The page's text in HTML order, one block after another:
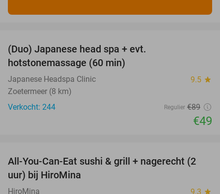
(Duo) Japanese head spa + evt.
hotstonemassage (60 min)
Japanese Headspa Clinic 9.5 star
Zoetermeer (8 km)
Verkocht: 244
Regulier €89
€49
23%
All-You-Can-Eat sushi & grill + nagerecht (2
uur) bij HiroMina
HiroMina 9.3 star